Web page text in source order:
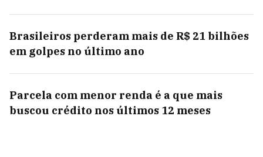
Brasileiros perderam mais de R$ 21 bilhões
em golpes no último ano
Parcela com menor renda é a que mais
buscou crédito nos últimos 12 meses